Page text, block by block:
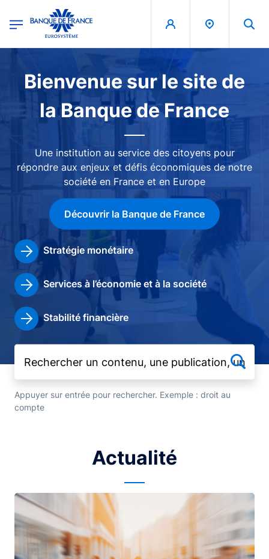
Banque de France - Menu Principal
Bienvenue sur le site de
la Banque de France
Une institution au service des citoyens pour
répondre aux enjeux et défis économiques de notre
société en France et en Europe
Découvrir la Banque de France
Stratégie monétaire
Services à l’économie et à la société
Stabilité financière
Appuyer sur entrée pour rechercher. Exemple : droit au
compte
Actualité
Image